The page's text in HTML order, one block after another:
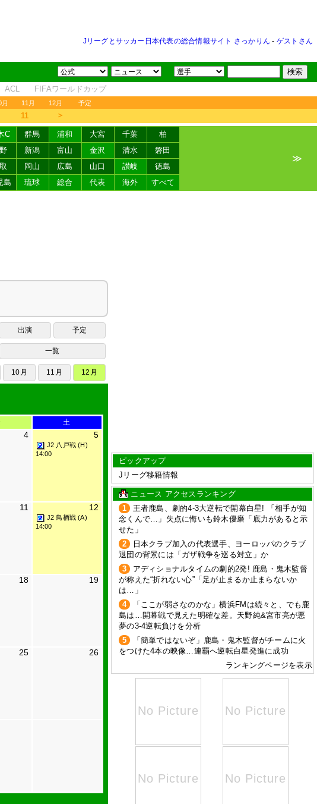
Jリーグとサッカー日本代表の総合情報サイト さっかりん - ゲストさん
ACL FIFAワールドカップ
月 11月 12月 予定
11 ＞
C 群馬 浦和 大宮 千葉
柏
新潟 富山 金沢 清水
磐田
岡山 広島 山口 讃岐
徳島
島 琉球 総合 代表 海外 すべて
≫
出演 予定
一覧
10月 11月 12月
土
4 5
J2 八戸戦 (H)
14:00
11 12
J2 鳥栖戦 (A)
14:00
18 19
25 26
ピックアップ
Jリーグ移籍情報
ニュース アクセスランキング
1
王者鹿島、劇的4-3大逆転で開幕白星! 「相手が知
念くんで…」失点に悔いも鈴木優磨「底力があると示
せた」
2
日本クラブ加入の代表選手、ヨーロッパのクラブ
退団の背景には「ガザ戦争を巡る対立」か
3
アディショナルタイムの劇的2発! 鹿島・鬼木監督
が称えた“折れない心”「足が止まるか止まらないか
は…」
4
「ここが弱さなのかな」横浜FMは続々と、でも鹿
島は…開幕戦で見えた明確な差。天野純&宮市亮が悪
夢の3-4逆転負けを分析
5
「簡単ではないぞ」鹿島・鬼木監督がチームに火
をつけた4本の映像…連覇へ逆転白星発進に成功
ランキングページを表示